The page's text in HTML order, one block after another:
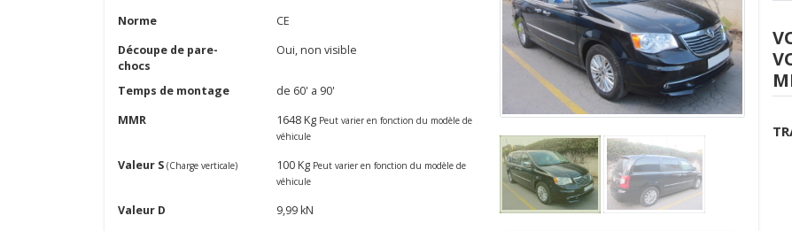
Norme
CE
Découpe de pare-
chocs
Oui, non visible
Temps de montage
de 60' a 90'
MMR
1648 Kg Peut varier en fonction du modèle de
véhicule
Valeur S (Charge verticale) 100 Kg Peut varier en fonction du modèle de
véhicule
Valeur D
9,99 kN
Antérieur Suivant